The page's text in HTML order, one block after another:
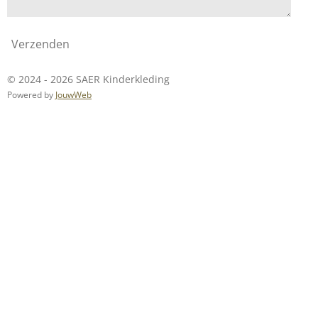
Verzenden
© 2024 - 2026 SAER Kinderkleding
Powered by JouwWeb